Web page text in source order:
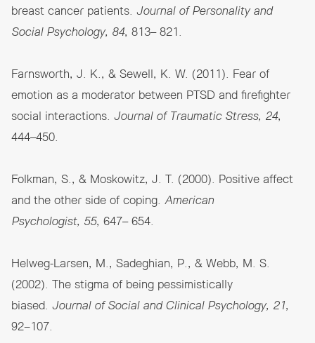
breast cancer patients. Journal of Personality and
Social Psychology, 84, 813– 821.
Farnsworth, J. K., & Sewell, K. W. (2011). Fear of
emotion as a moderator between PTSD and firefighter
social interactions. Journal of Traumatic Stress, 24,
444–450.
Folkman, S., & Moskowitz, J. T. (2000). Positive affect
and the other side of coping. American
Psychologist, 55, 647– 654.
Helweg-Larsen, M., Sadeghian, P., & Webb, M. S.
(2002). The stigma of being pessimistically
biased. Journal of Social and Clinical Psychology, 21,
92−107.